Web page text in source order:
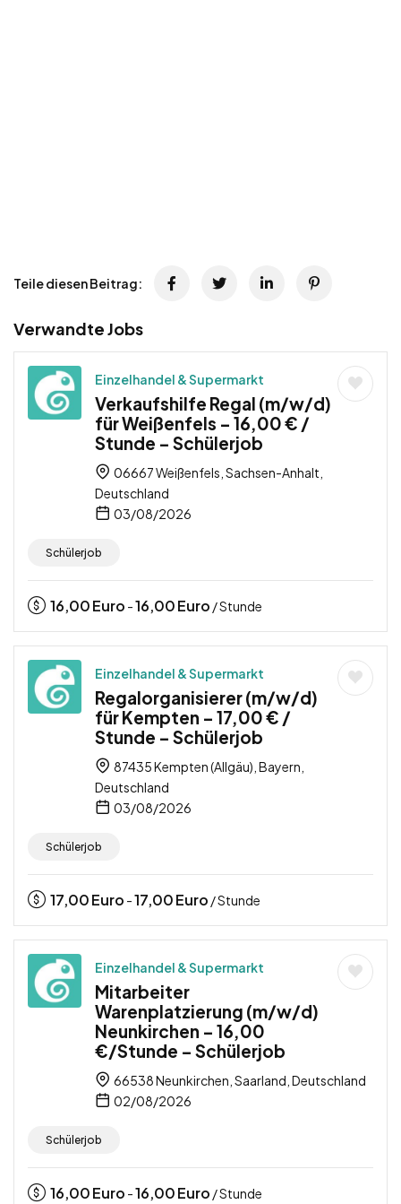
Teile diesen Beitrag:
Verwandte Jobs
Einzelhandel & Supermarkt
Verkaufshilfe Regal (m/w/d)
für Weißenfels – 16,00 € /
Stunde – Schülerjob
06667 Weißenfels, Sachsen-Anhalt,
Deutschland
03/08/2026
Schülerjob
16,00Euro -16,00Euro / Stunde
Einzelhandel & Supermarkt
Regalorganisierer (m/w/d)
für Kempten – 17,00 € /
Stunde – Schülerjob
87435 Kempten (Allgäu), Bayern,
Deutschland
03/08/2026
Schülerjob
17,00Euro -17,00Euro / Stunde
Einzelhandel & Supermarkt
Mitarbeiter
Warenplatzierung (m/w/d)
Neunkirchen – 16,00
€/Stunde – Schülerjob
66538 Neunkirchen, Saarland, Deutschland
02/08/2026
Schülerjob
16,00Euro -16,00Euro / Stunde